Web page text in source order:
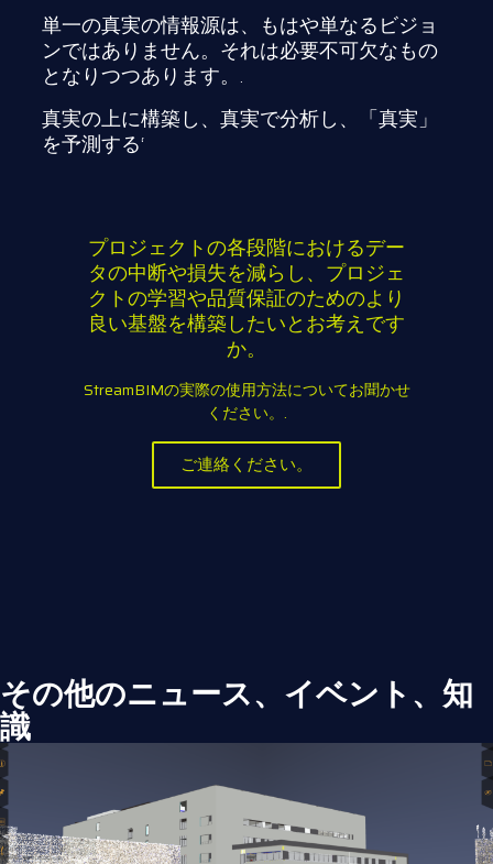
単一の真実の情報源は、もはや単なるビジョ
ンではありません。それは必要不可欠なもの
となりつつあります。.
真実の上に構築し、真実で分析し、「真実」
を予測する‘
プロジェクトの各段階におけるデー
タの中断や損失を減らし、プロジェ
クトの学習や品質保証のためのより
良い基盤を構築したいとお考えです
か。
StreamBIMの実際の使用方法についてお聞かせ
ください。.
ご連絡ください。
その他のニュース、イベント、知
識